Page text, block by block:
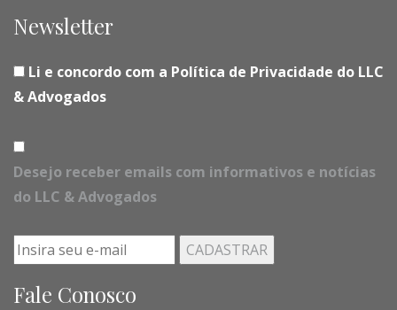
Newsletter
Li e concordo com a Política de Privacidade do LLC
& Advogados
Desejo receber emails com informativos e notícias
do LLC & Advogados
Fale Conosco